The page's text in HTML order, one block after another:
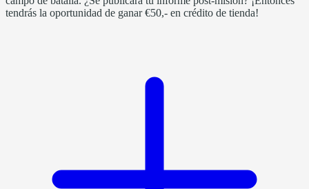
tendrás la oportunidad de ganar €50,- en crédito de tienda!